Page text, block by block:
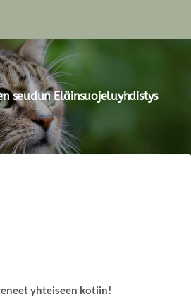
seudun Eläinsuojeluyhdistys
yhteiseen kotiin!